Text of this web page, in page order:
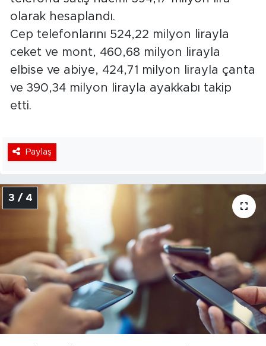
olarak hesaplandı.
Cep telefonlarını 524,22 milyon lirayla
ceket ve mont, 460,68 milyon lirayla
elbise ve abiye, 424,71 milyon lirayla çanta
ve 390,34 milyon lirayla ayakkabı takip
etti.
Paylaş
3 / 4